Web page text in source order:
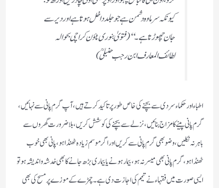
کیونکہ سرما وہ دشمن ہے جو جلد داخل ہوتا ہے اور دیر سے
جان چھوڑتا ہے۔‘‘ (فتویٰ بنوری ٹاؤن کراچی بحوالہ
لطائف المعارف ابن رجب حنبلیؒ)
اطباء اور حکماء سردی سے بچنے کی خاص طورپر تاکید کرتے ہیں ،آپ گرم پانی سے نہائیں،
گرم پانی پینے کا مزاج بنائیں ، نزلے سے بچنے کی کوشش کریں، بلا ضرورت گھروں سے
باہر نہ نکلیں، وضو بھی گرم پانی سے کریں اور اگرموسم زیادہ ٹھنڈاہو ، پانی بھی خوب
ٹھنڈاہو ، گرم پانی بھی میسرنہ ہو ، بیمار ہونے یا بیماری بڑھ جانے کا بھی خدشہ و اندیشہ ہو تو
ایسی صورت میں فقہاء نے تیمم کی اجازت دی ہے۔چمڑے کے موزے پر مسح کی بھی